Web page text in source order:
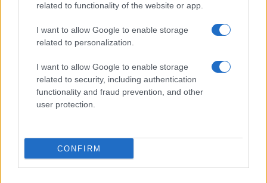
related to functionality of the website or app.
I want to allow Google to enable storage
related to personalization.
I want to allow Google to enable storage
related to security, including authentication
functionality and fraud prevention, and other
user protection.
CONFIRM
Mind-cooling in città: routine elegante da 10 minuti per
mente fresca senza rovinare il make-up
Beatrice Bonaventura · 7 Ago 2026